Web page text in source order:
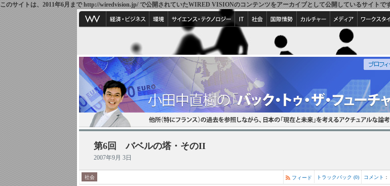
このサイトは、2011年6月まで http://wiredvision.jp/ で公開されていたWIRED VISIONのコンテンツをアーカイブとして公開しているサイトです
第6回 バベルの塔・そのII
2007年9月 3日
社会 コメント ：
トラックバック (0)
フィード